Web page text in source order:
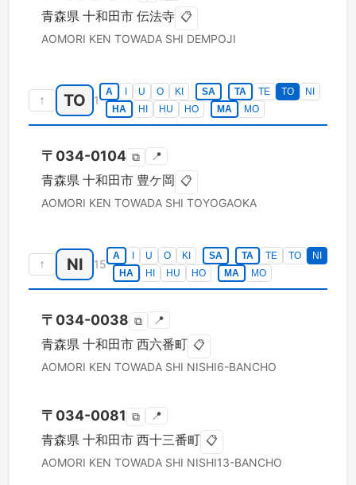
青森県 十和田市 伝法寺 📋
AOMORI KEN TOWADA SHI DEMPOJI
↑ TO 1
A U O KI SA TA TE TO
NI
HA
HI HU HO MA MO
〒 034-0104 ⧉ 📍
青森県 十和田市 豊ケ岡 📋
AOMORI KEN TOWADA SHI TOYOGAOKA
↑ NI 15
A U O KI SA TA TE TO
NI
HA
HI HU HO MA MO
〒 034-0038 ⧉ 📍
青森県 十和田市 西六番町 📋
AOMORI KEN TOWADA SHI NISHI6-BANCHO
〒 034-0081 ⧉ 📍
青森県 十和田市 西十三番町 📋
AOMORI KEN TOWADA SHI NISHI13-BANCHO